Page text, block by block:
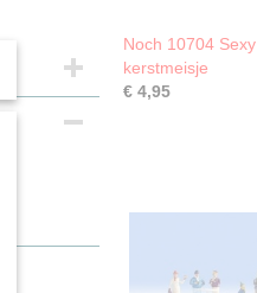
Noch 10704 Sexy
kerstmeisje
€ 4,95